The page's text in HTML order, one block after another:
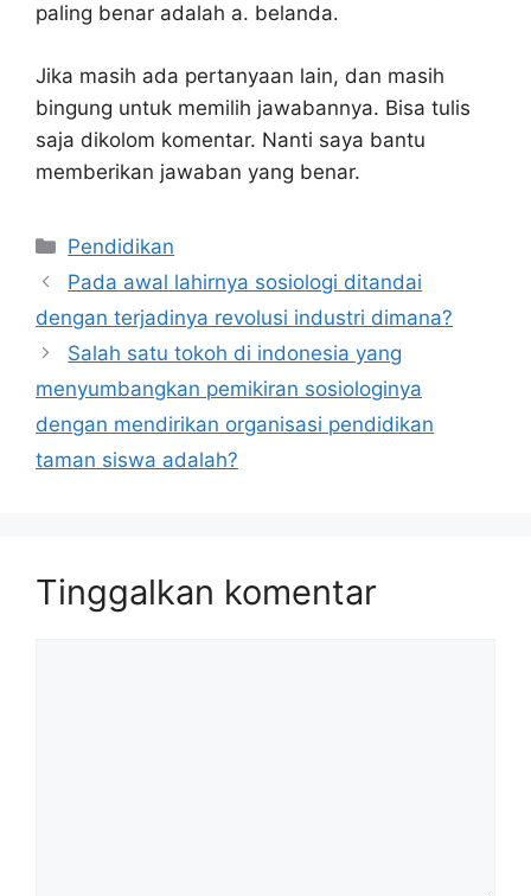
paling benar adalah a. belanda.
Jika masih ada pertanyaan lain, dan masih
bingung untuk memilih jawabannya. Bisa tulis
saja dikolom komentar. Nanti saya bantu
memberikan jawaban yang benar.
Kategori
Pendidikan
Pada awal lahirnya sosiologi ditandai
dengan terjadinya revolusi industri dimana?
Salah satu tokoh di indonesia yang
menyumbangkan pemikiran sosiologinya
dengan mendirikan organisasi pendidikan
taman siswa adalah?
Tinggalkan komentar